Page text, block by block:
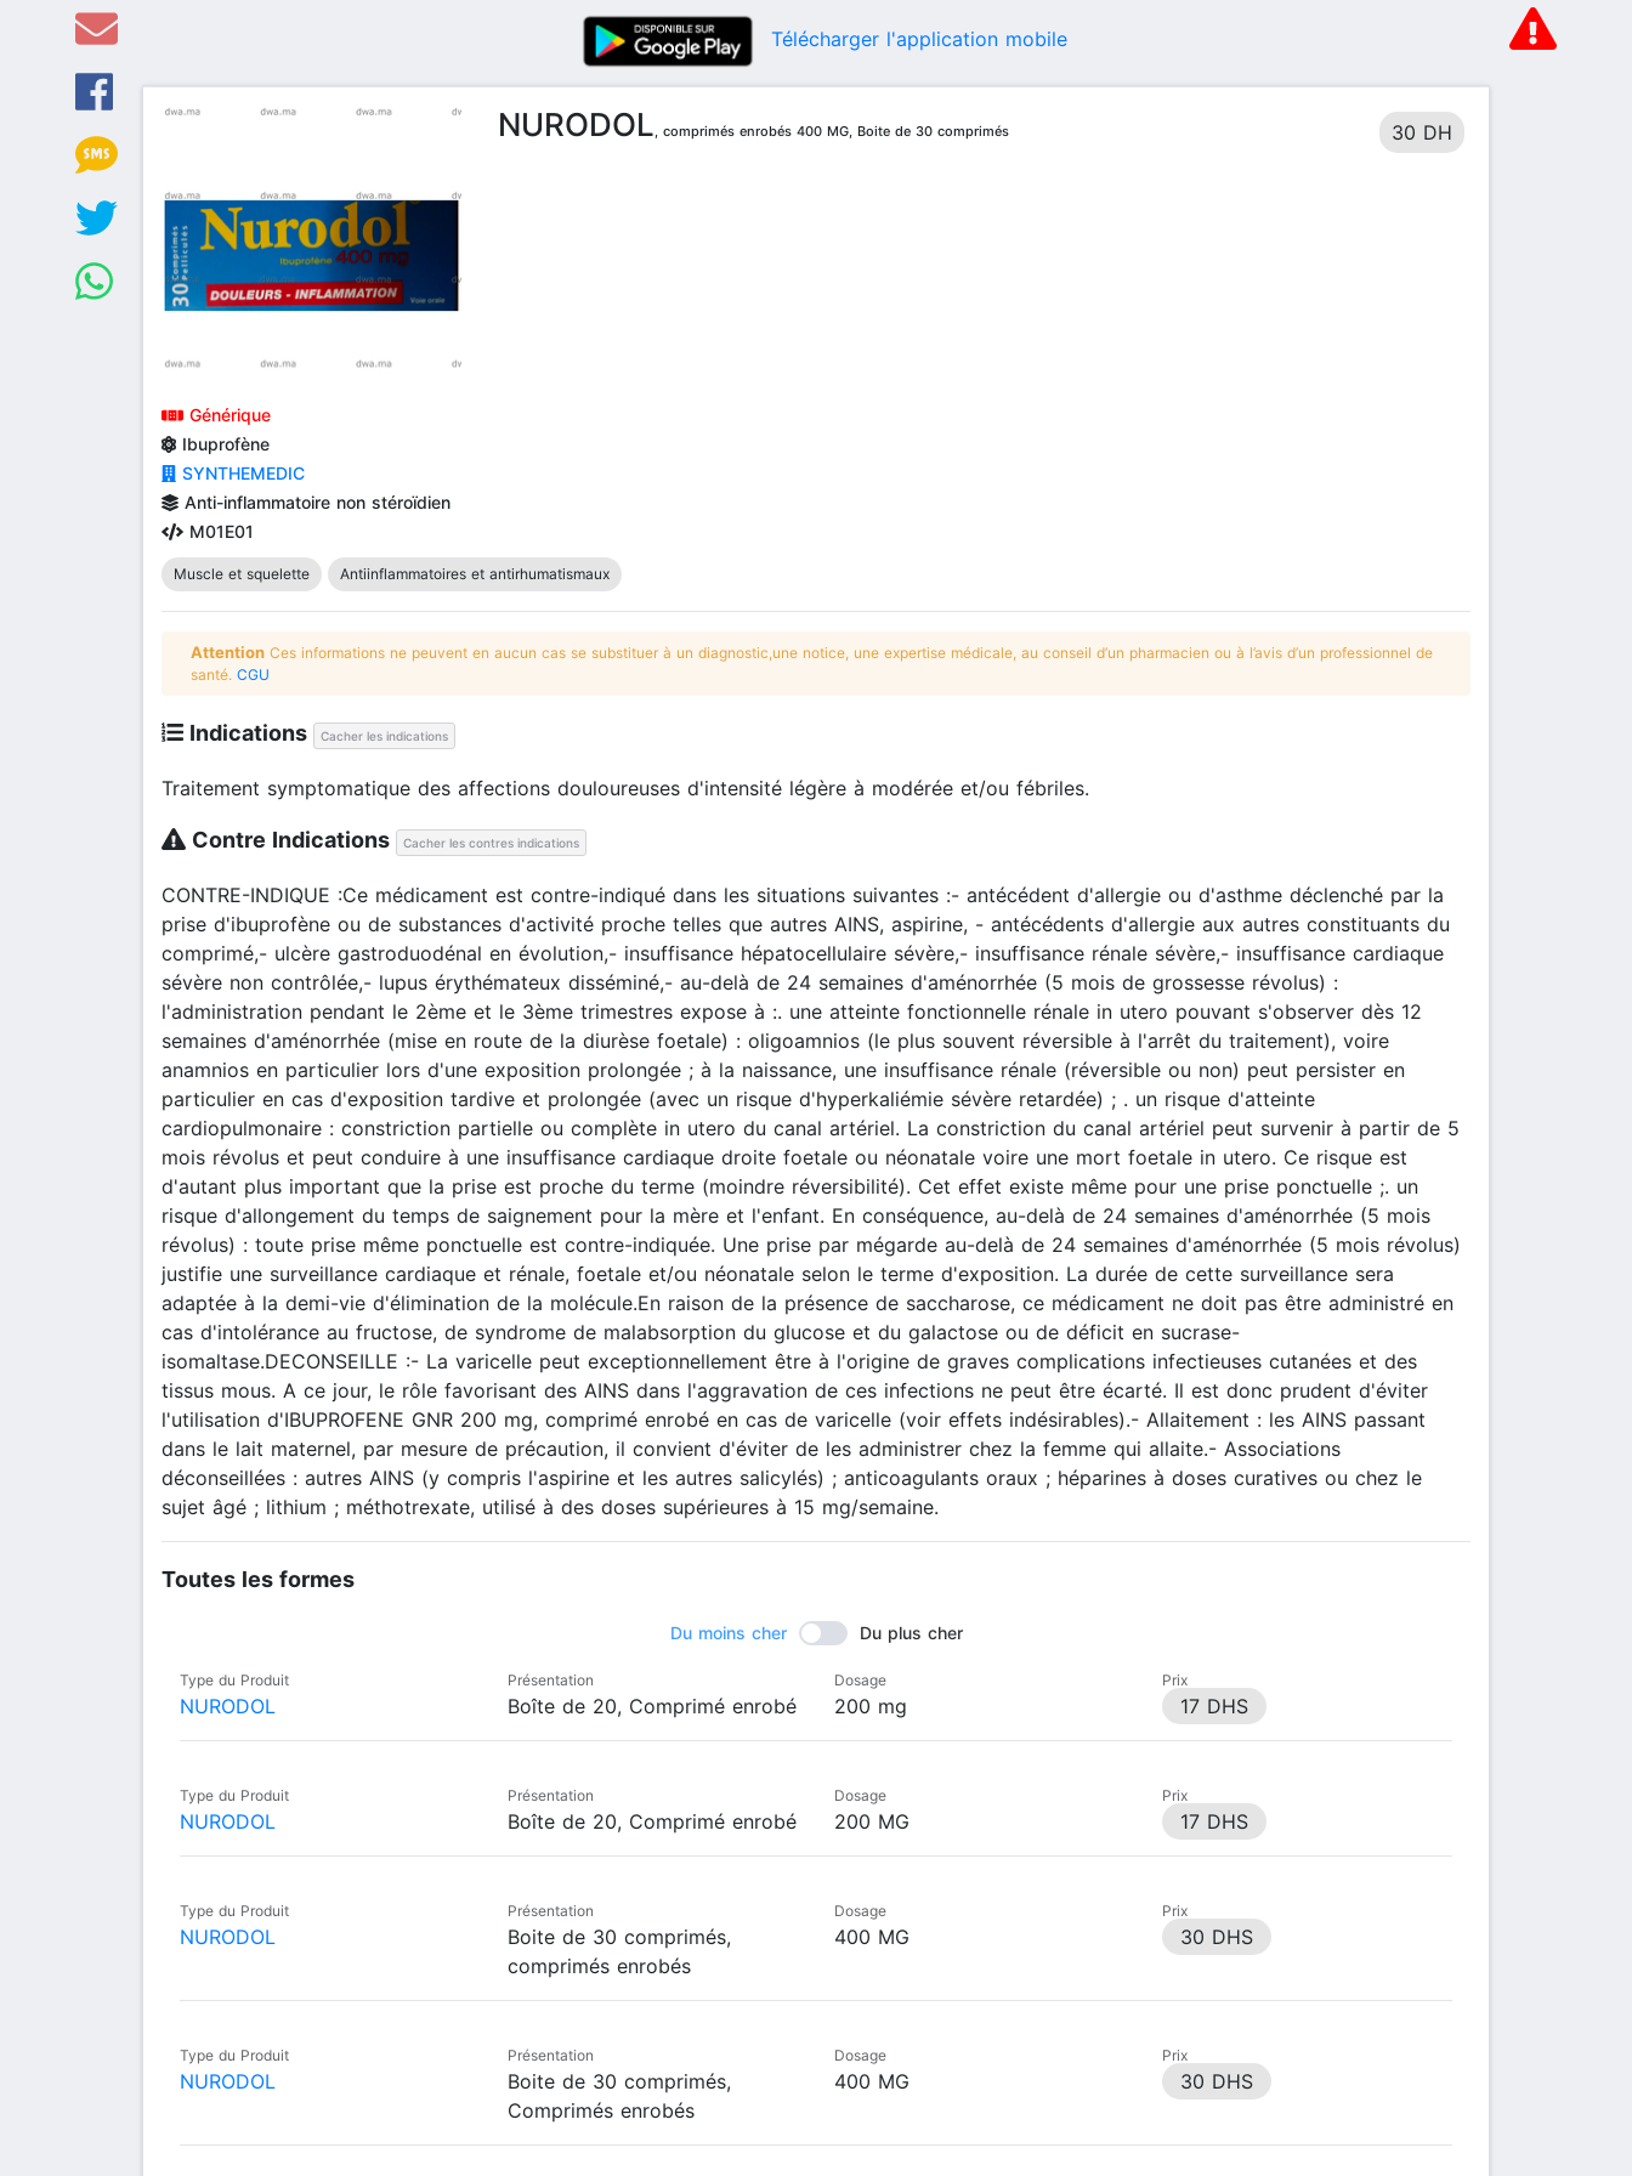
Télécharger l'application mobile
NURODOL, comprimés enrobés 400 MG, Boite de 30 comprimés 30 DH
Générique
Ibuprofène
SYNTHEMEDIC
Anti-inflammatoire non stéroïdien
M01E01
Muscle et squelette Antiinflammatoires et antirhumatismaux
Attention Ces informations ne peuvent en aucun cas se substituer à un diagnostic,une notice, une expertise médicale, au conseil d’un pharmacien ou à l’avis d’un professionnel de
santé. CGU
Indications Cacher les indications
Traitement symptomatique des affections douloureuses d'intensité légère à modérée et/ou fébriles.
Contre Indications Cacher les contres indications
CONTRE-INDIQUE :Ce médicament est contre-indiqué dans les situations suivantes :- antécédent d'allergie ou d'asthme déclenché par la
prise d'ibuprofène ou de substances d'activité proche telles que autres AINS, aspirine, - antécédents d'allergie aux autres constituants du
comprimé,- ulcère gastroduodénal en évolution,- insuffisance hépatocellulaire sévère,- insuffisance rénale sévère,- insuffisance cardiaque
sévère non contrôlée,- lupus érythémateux disséminé,- au-delà de 24 semaines d'aménorrhée (5 mois de grossesse révolus) :
l'administration pendant le 2ème et le 3ème trimestres expose à :. une atteinte fonctionnelle rénale in utero pouvant s'observer dès 12
semaines d'aménorrhée (mise en route de la diurèse foetale) : oligoamnios (le plus souvent réversible à l'arrêt du traitement), voire
anamnios en particulier lors d'une exposition prolongée ; à la naissance, une insuffisance rénale (réversible ou non) peut persister en
particulier en cas d'exposition tardive et prolongée (avec un risque d'hyperkaliémie sévère retardée) ; . un risque d'atteinte
cardiopulmonaire : constriction partielle ou complète in utero du canal artériel. La constriction du canal artériel peut survenir à partir de 5
mois révolus et peut conduire à une insuffisance cardiaque droite foetale ou néonatale voire une mort foetale in utero. Ce risque est
d'autant plus important que la prise est proche du terme (moindre réversibilité). Cet effet existe même pour une prise ponctuelle ;. un
risque d'allongement du temps de saignement pour la mère et l'enfant. En conséquence, au-delà de 24 semaines d'aménorrhée (5 mois
révolus) : toute prise même ponctuelle est contre-indiquée. Une prise par mégarde au-delà de 24 semaines d'aménorrhée (5 mois révolus)
justifie une surveillance cardiaque et rénale, foetale et/ou néonatale selon le terme d'exposition. La durée de cette surveillance sera
adaptée à la demi-vie d'élimination de la molécule.En raison de la présence de saccharose, ce médicament ne doit pas être administré en
cas d'intolérance au fructose, de syndrome de malabsorption du glucose et du galactose ou de déficit en sucrase-
isomaltase.DECONSEILLE :- La varicelle peut exceptionnellement être à l'origine de graves complications infectieuses cutanées et des
tissus mous. A ce jour, le rôle favorisant des AINS dans l'aggravation de ces infections ne peut être écarté. Il est donc prudent d'éviter
l'utilisation d'IBUPROFENE GNR 200 mg, comprimé enrobé en cas de varicelle (voir effets indésirables).- Allaitement : les AINS passant
dans le lait maternel, par mesure de précaution, il convient d'éviter de les administrer chez la femme qui allaite.- Associations
déconseillées : autres AINS (y compris l'aspirine et les autres salicylés) ; anticoagulants oraux ; héparines à doses curatives ou chez le
sujet âgé ; lithium ; méthotrexate, utilisé à des doses supérieures à 15 mg/semaine.
Toutes les formes
Du moins cher Du plus cher
Type du Produit
NURODOL
Présentation
Boîte de 20, Comprimé enrobé
Dosage
200 mg
Prix
17 DHS
Type du Produit
NURODOL
Présentation
Boîte de 20, Comprimé enrobé
Dosage
200 MG
Prix
17 DHS
Type du Produit
NURODOL
Présentation
Boite de 30 comprimés,
comprimés enrobés
Dosage
400 MG
Prix
30 DHS
Type du Produit
NURODOL
Présentation
Boite de 30 comprimés,
Comprimés enrobés
Dosage
400 MG
Prix
30 DHS